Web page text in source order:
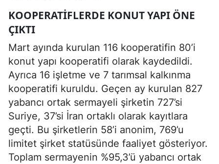
KOOPERATIFLERDE KONUT YAPI ÖNE
ÇIKTI
Mart ayında kurulan 116 kooperatifin 80’i
konut yapı kooperatifi olarak kaydedildi.
Ayrıca 16 işletme ve 7 tarımsal kalkınma
kooperatifi kuruldu. Geçen ay kurulan 827
yabancı ortak sermayeli şirketin 727’si
Suriye, 37’si İran ortaklı olarak kayıtlara
geçti. Bu şirketlerin 58’i anonim, 769’u
limitet şirket statüsünde faaliyet gösteriyor.
Toplam sermayenin %95,3’ü yabancı ortak